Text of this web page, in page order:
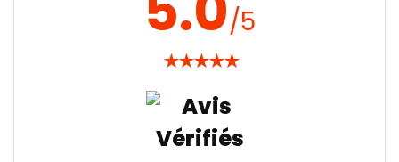
/5
★★★★★